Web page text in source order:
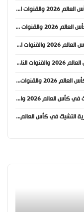
موعد مباراة ألمانيا وكوراساو في كأس العالم 2026 والقنوات الناقلة
موعد مباراة هايتي واسكتلندا في كأس العالم 2026 والقنوات الناقلة
موعد مباراة البرازيل والمغرب في كأس العالم 2026 والقنوات الناقلة
موعد مباراة قطر وسويسرا في كأس العالم 2026 والقنوات الناقلة
موعد مباراة أمريكا والباراغواي في كأس العالم 2026 والقنوات الناقلة
موعد مباراة كندا والبوسنة والهرسك في كأس العالم 2026 والقنوات الناقلة
موعد مباراة كوريا الجنوبية وجمهورية التشيك في كأس العالم 2026 والقنوات الناقلة